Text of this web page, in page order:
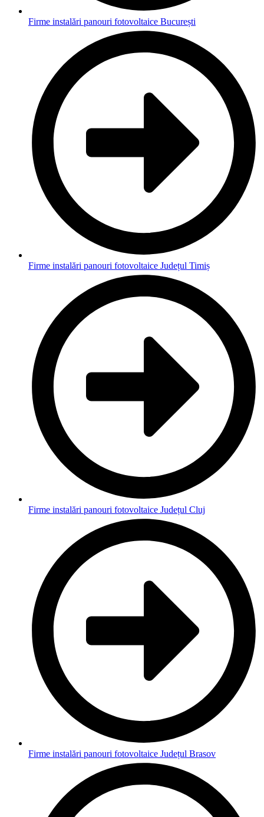
Firme instalări panouri fotovoltaice București
Firme instalări panouri fotovoltaice Județul Timiș
Firme instalări panouri fotovoltaice Județul Cluj
Firme instalări panouri fotovoltaice Județul Brasov